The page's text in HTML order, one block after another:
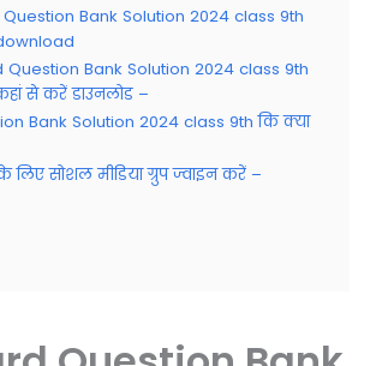
Question Bank Solution 2024 class 9th
Question Bank Solution 2024 class 9th
से करें डाउनलोड –
Bank Solution 2024 class 9th कि क्या
सोशल मीडिया ग्रुप ज्वाइन करें –